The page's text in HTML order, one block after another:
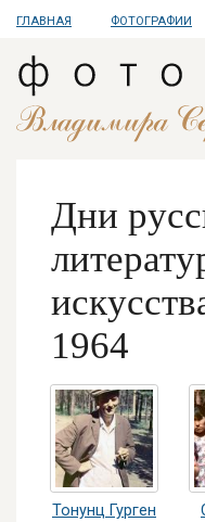
ГЛАВНАЯ ФОТОГРАФИИ
Дни
1964
Тонунц Гурген